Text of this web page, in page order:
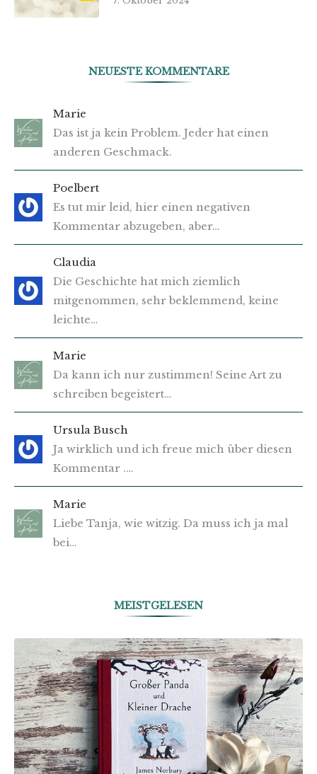
NEUESTE KOMMENTARE
Marie
Das ist ja kein Problem. Jeder hat einen
anderen Geschmack.
Poelbert
Es tut mir leid, hier einen negativen
Kommentar abzugeben, aber…
Claudia
Die Geschichte hat mich ziemlich
mitgenommen, sehr beklemmend, keine
leichte…
Marie
Da kann ich nur zustimmen! Seine Art zu
schreiben begeistert…
Ursula Busch
Ja wirklich und ich freue mich über diesen
Kommentar .…
Marie
Liebe Tanja, wie witzig. Da muss ich ja mal
bei…
MEISTGELESEN